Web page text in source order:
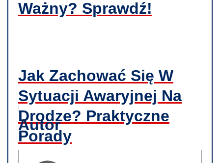
Ważny? Sprawdź!
Jak Zachować Się W
Sytuacji Awaryjnej Na
Drodze? Praktyczne
Porady
Autor